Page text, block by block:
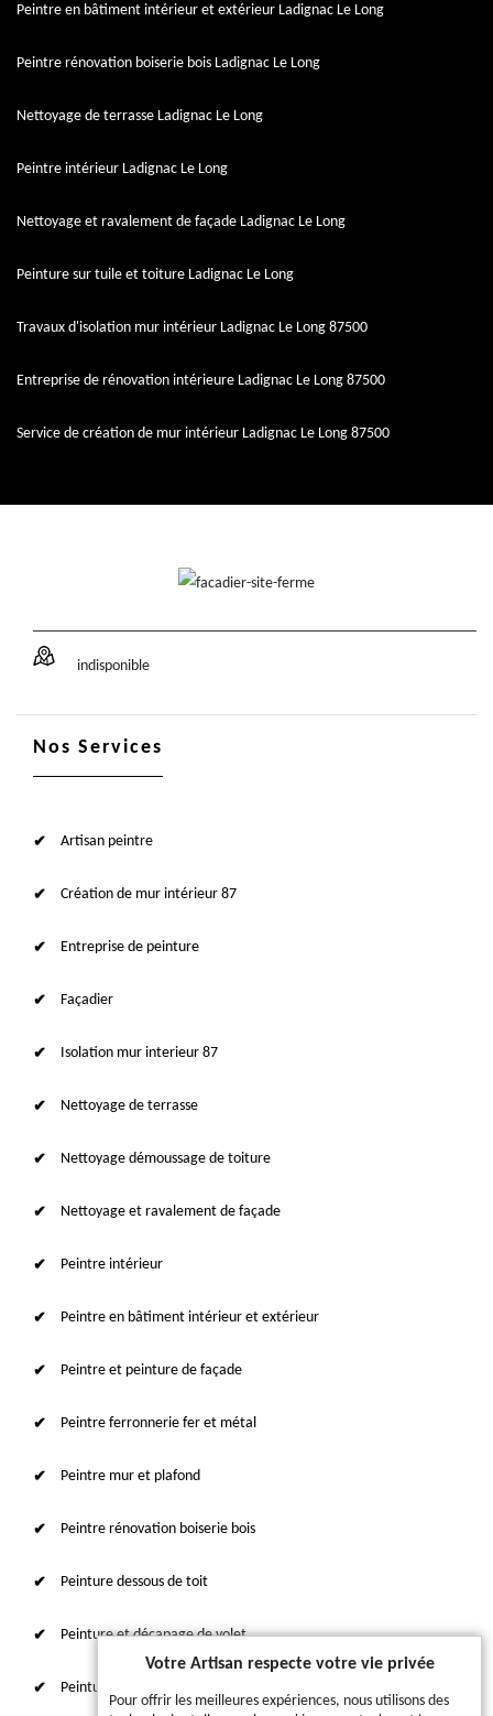
Peintre en bâtiment intérieur et extérieur Ladignac Le Long
Peintre rénovation boiserie bois Ladignac Le Long
Nettoyage de terrasse Ladignac Le Long
Peintre intérieur Ladignac Le Long
Nettoyage et ravalement de façade Ladignac Le Long
Peinture sur tuile et toiture Ladignac Le Long
Travaux d'isolation mur intérieur Ladignac Le Long 87500
Entreprise de rénovation intérieure Ladignac Le Long 87500
Service de création de mur intérieur Ladignac Le Long 87500
indisponible
Nos Services
Artisan peintre
Création de mur intérieur 87
Entreprise de peinture
Façadier
Isolation mur interieur 87
Nettoyage de terrasse
Nettoyage démoussage de toiture
Nettoyage et ravalement de façade
Peintre intérieur
Peintre en bâtiment intérieur et extérieur
Peintre et peinture de façade
Peintre ferronnerie fer et métal
Peintre mur et plafond
Peintre rénovation boiserie bois
Peinture dessous de toit
Peinture et décapage de volet
Peinture sur tuile et toiture
Votre Artisan respecte votre vie privée
Pour offrir les meilleures expériences, nous utilisons des